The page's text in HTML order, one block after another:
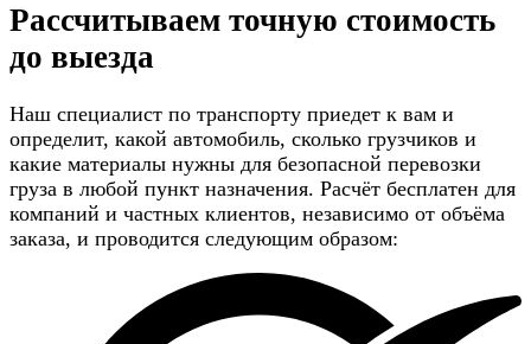
Рассчитываем точную стоимость
до выезда
Наш специалист по транспорту приедет к вам и
определит, какой автомобиль, сколько грузчиков и
какие материалы нужны для безопасной перевозки
груза в любой пункт назначения. Расчёт бесплатен для
компаний и частных клиентов, независимо от объёма
заказа, и проводится следующим образом: